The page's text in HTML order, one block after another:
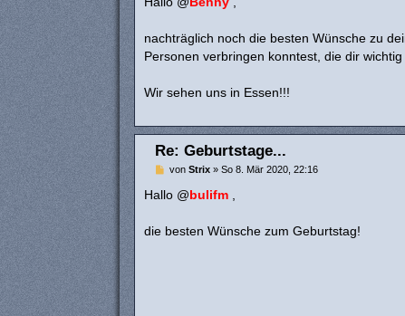
a
g
nachträglich noch die besten Wünsche zu
Personen verbringen konntest, die dir wichtig
Wir sehen uns in Essen!!!
Re: Geburtstage...
B
i
a
g
von Strix» So 8. Mär 2020, 22:16
Hallo @bulifm,
die besten Wünsche zum Geburtstag!